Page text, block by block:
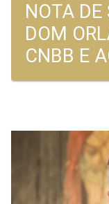
NOTA DE
DOM
CNBB E